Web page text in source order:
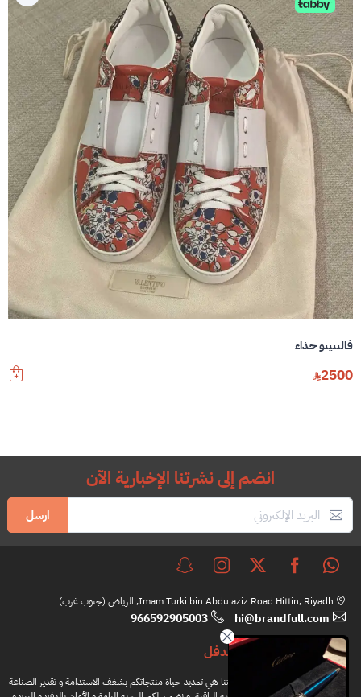
فالنتينو حذاء
2500
انضم إلى نشرتنا الإخبارية الآن
ارسل
Imam Turki bin Abdulaziz Road Hittin, Riyadh, الرياض (جنوب غرب)
hi@brandfull.com
966592905003
براندفل
مهمتنا هي تمديد حياة منتجاتكم بشغف الاستدامة و تقدير الصناعة